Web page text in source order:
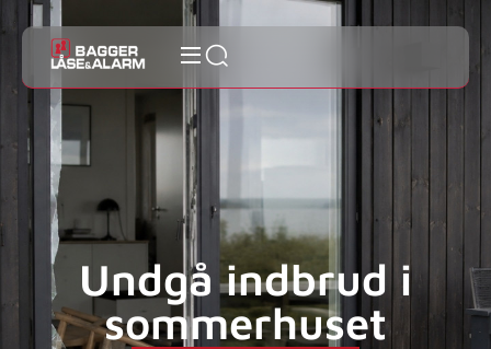
Undgå indbrud i
sommerhuset